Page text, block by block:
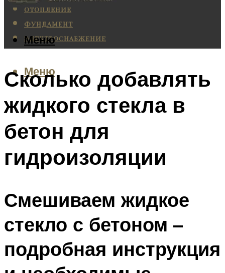
ОТОПЛЕНИЕ
ФУНДАМЕНТ
ЭЛЕКТРОСНАБЖЕНИЕ
Меню
Меню
Сколько добавлять
жидкого стекла в
бетон для
гидроизоляции
Смешиваем жидкое
стекло с бетоном –
подробная инструкция